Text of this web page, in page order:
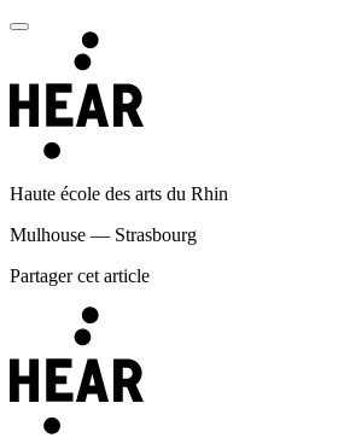
Haute école des arts du Rhin
Mulhouse — Strasbourg
Partager cet article